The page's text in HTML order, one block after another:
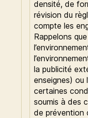
densité, de
révision du
compte les
Rappelons
la publicité
enseignes) ou
certaines
soumis à des
de prévention